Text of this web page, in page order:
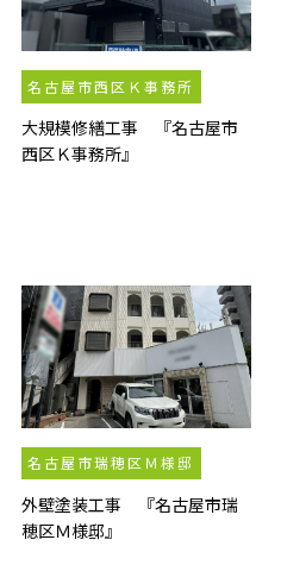
名古屋市西区Ｋ事務所
大規模修繕工事 『名古屋市
西区Ｋ事務所』
名古屋市瑞穂区Ｍ様邸
外壁塗装工事 『名古屋市瑞
穂区Ｍ様邸』